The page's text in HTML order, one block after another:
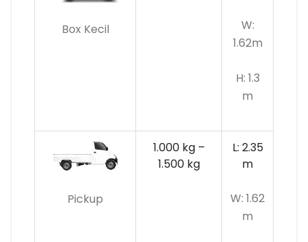
Box Kecil
W:
1.62m
H: 1.3
m
Pickup
1.000 kg –
1.500 kg
L: 2.35
m
W: 1.62
m